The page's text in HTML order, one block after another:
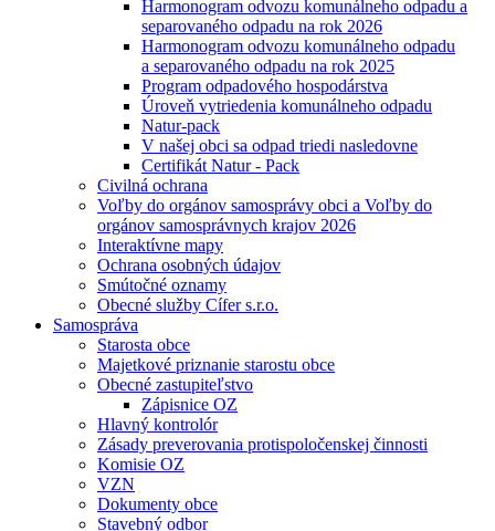
Harmonogram odvozu komunálneho odpadu a
separovaného odpadu na rok 2026
Harmonogram odvozu komunálneho odpadu
a separovaného odpadu na rok 2025
Program odpadového hospodárstva
Úroveň vytriedenia komunálneho odpadu
Natur-pack
V našej obci sa odpad triedi nasledovne
Certifikát Natur - Pack
Civilná ochrana
Voľby do orgánov samosprávy obci a Voľby do
orgánov samosprávnych krajov 2026
Interaktívne mapy
Ochrana osobných údajov
Smútočné oznamy
Obecné služby Cífer s.r.o.
Samospráva
Starosta obce
Majetkové priznanie starostu obce
Obecné zastupiteľstvo
Zápisnice OZ
Hlavný kontrolór
Zásady preverovania protispoločenskej činnosti
Komisie OZ
VZN
Dokumenty obce
Stavebný odbor